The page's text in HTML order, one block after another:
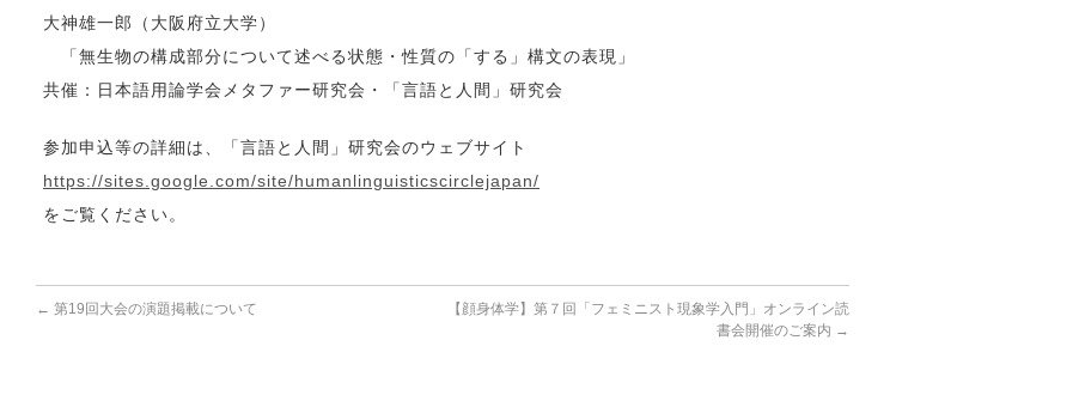
大神雄一郎（大阪府立大学）
「無生物の構成部分について述べる状態・性質の「する」構文の表現」
共催：日本語用論学会メタファー研究会・「言語と人間」研究会
参加申込等の詳細は、「言語と人間」研究会のウェブサイト
https://sites.google.com/site/humanlinguisticscirclejapan/
をご覧ください。
← 第19回大会の演題掲載について
【顔身体学】第７回「フェミニスト現象学入門」オンライン読
書会開催のご案内 →